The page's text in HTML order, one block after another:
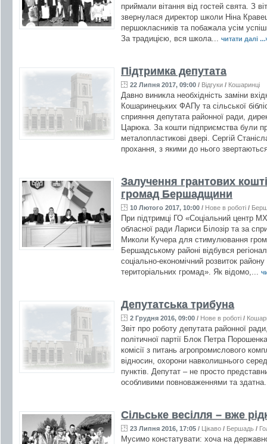
приймали вітання від гостей свята. З
звернулася директор школи Ніна
першокласників та побажала усім
За традицією, вся школа... читати далі
Підтримка депутата
22 Липня 2017, 09:00 / Відгуки / Кошаринці
Давно виникла необхідність заміни
Кошаринецьких ФАПу та сільської
сприяння депутата районної ради,
Царюка. За кошти підприємства були
металопластикові двері. Сергій
прохання, з якими до нього
Залучення грантових
громад Бершадщини
10 Лютого 2017, 10:00 / Нове в роботі /
При підтримці ГО «Соціальний центр
обласної ради Лариси Білозір та за
Миколи Кучера для стимулювання
Бершадському районі відбувся
соціально-економічний розвиток району
територіальних громад». Як відомо,...
Депутатська трибуна
2 Грудня 2016, 09:00 / Нове в роботі /
Звіт про роботу депутата районної
політичної партії Блок Петра
комісії з питань агропромислового
відносин, охорони навколишнього
пунктів. Депутат – не просто
особливими повноваженнями та
Сільське весілля – вже
23 Липня 2016, 17:05 / Цікаво / Бершадь /
Мусимо констатувати: хоча на